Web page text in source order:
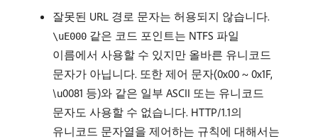
잘못된 URL 경로 문자는 허용되지 않습니다.
\uE000 같은 코드 포인트는 NTFS 파일
이름에서 사용할 수 있지만 올바른 유니코드
문자가 아닙니다. 또한 제어 문자(0x00 ~ 0x1F,
\u0081 등)와 같은 일부 ASCII 또는 유니코드
문자도 사용할 수 없습니다. HTTP/1.1의
유니코드 문자열을 제어하는 규칙에 대해서는